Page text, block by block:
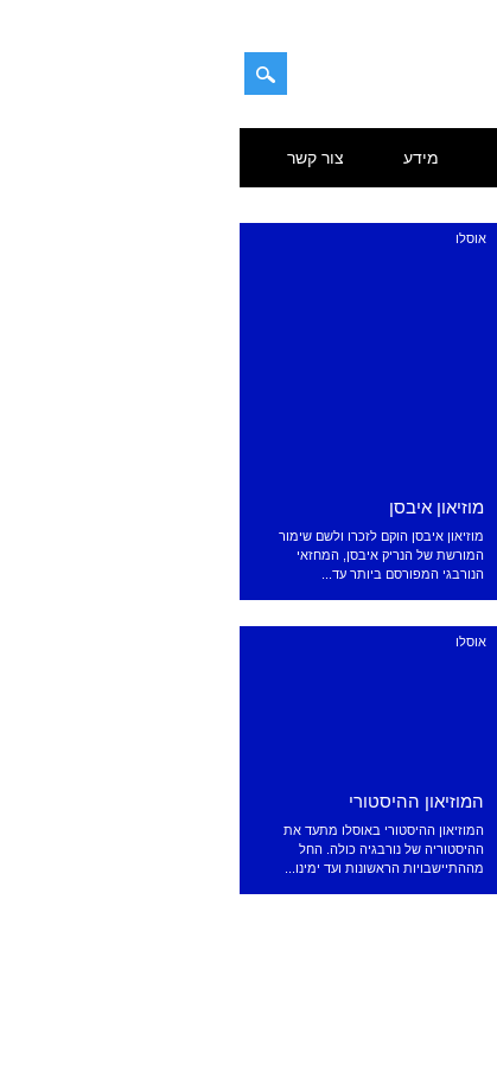
מידע צור קשר
אוסלו
מוזיאון איבסן
מוזיאון איבסן הוקם לזכרו ולשם שימור
המורשת של הנריק איבסן, המחזאי
הנורבגי המפורסם ביותר עד...
אוסלו
המוזיאון ההיסטורי
המוזיאון ההיסטורי באוסלו מתעד את
ההיסטוריה של נורבגיה כולה. החל
מההתיישבויות הראשונות ועד ימינו...